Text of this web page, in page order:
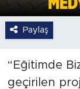
Paylaş
“Eğitimde
geçirilen